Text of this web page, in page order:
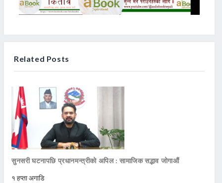
Related Posts
सुनसरी घटनापछि प्रधानमन्त्रीको अपिल : सामाजिक सद्भाव जोगाऔं
१ हप्ता अगाडि